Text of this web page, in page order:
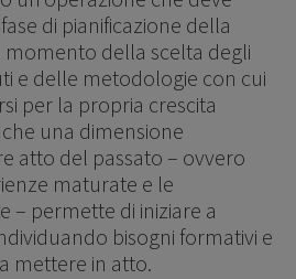
di pianificazione della
della scelta degli
e delle metodologie con cui
per la propria crescita
una dimensione
atto del passato – ovvero
maturate e le
– permette di iniziare a
bisogni formativi e
mettere in atto.